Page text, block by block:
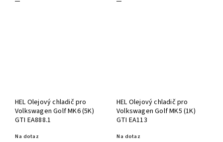
HEL Olejový chladič pro
Volkswagen Golf MK6 (5K)
GTI EA888.1
Na dotaz
HEL Olejový chladič pro
Volkswagen Golf MK5 (1K)
GTI EA113
Na dotaz